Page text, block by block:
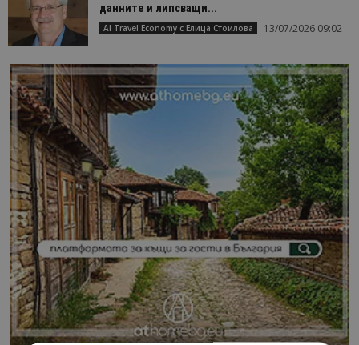
данните и липсващи...
AI Travel Economy с Елица Стоилова 13/07/2026 09:02